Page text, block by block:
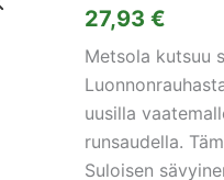
27,93 €
Metsola kutsuu
uusilla
runsaudella.
Suloisen